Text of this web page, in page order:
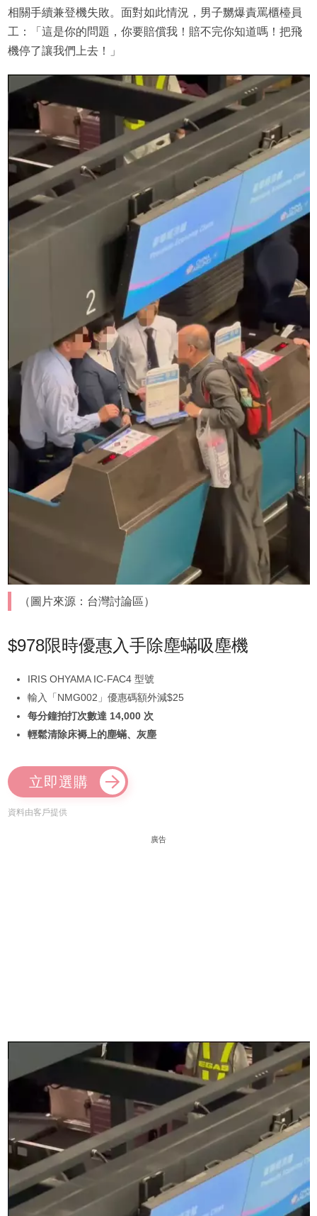
相關手續兼登機失敗。面對如此情況，男子嬲爆責罵櫃檯員
工：「這是你的問題，你要賠償我！賠不完你知道嗎！把飛
機停了讓我們上去！」
（圖片來源：台灣討論區）
$978限時優惠入手除塵蟎吸塵機
IRIS OHYAMA IC-FAC4 型號
輸入「NMG002」優惠碼額外減$25
每分鐘拍打次數達 14,000 次
輕鬆清除床褥上的塵蟎、灰塵
立即選購
資料由客戶提供
廣告